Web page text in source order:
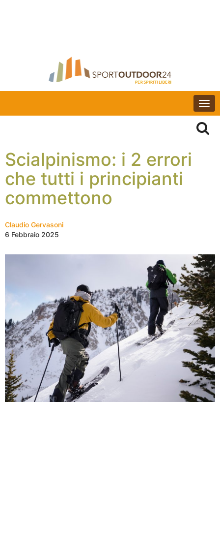
Scialpinismo: i 2 errori
che tutti i principianti
commettono
Claudio Gervasoni
6 Febbraio 2025